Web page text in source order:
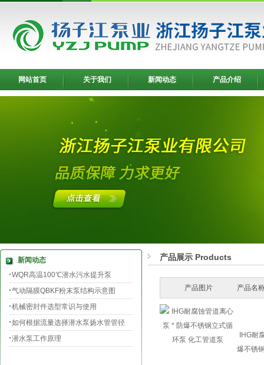
网站首页 关于我们 新闻动态 产品介绍
新闻动态
WQR高温100℃潜水污水提升泵
气动隔膜QBKF粉末泵结构示意图
机械密封件选型常识与使用
如何根据流量选择潜水泵扬水管管径
潜水泵工作原理
产品展示 Products
产品图片 产品名
IHG耐
爆不锈